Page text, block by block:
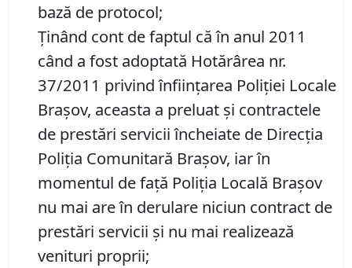
bază de protocol;
Ținând cont de faptul că în anul 2011
când a fost adoptată Hotărârea nr.
37/2011 privind înființarea Poliției Locale
Brașov, aceasta a preluat și contractele
de prestări servicii încheiate de Direcția
Poliția Comunitară Brașov, iar în
momentul de față Poliția Locală Brașov
nu mai are în derulare niciun contract de
prestări servicii și nu mai realizează
venituri proprii;